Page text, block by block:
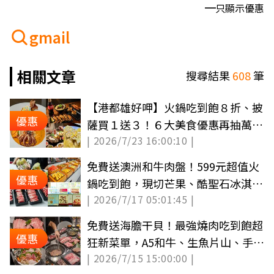
只顯示優惠
gmail
相關文章
搜尋結果608筆
優惠
【港都雄好呷】火鍋吃到飽８折、披
薩買１送３！６大美食優惠再抽萬元
住宿券
| 2026/7/23 16:00:10 |
優惠
免費送澳洲和牛肉盤！599元超值火
鍋吃到飽，現切芒果、酷聖石冰淇淋
無限吃（中獎公布）
| 2026/7/17 05:01:45 |
優惠
免費送海膽干貝！最強燒肉吃到飽超
狂新菜單，A5和牛、生魚片山、手搖
無限點（中獎公布）
| 2026/7/15 15:00:00 |